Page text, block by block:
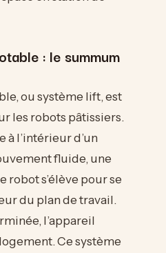
: le summum
ou système lift, est
les robots pâtissiers.
à l’intérieur d’un
fluide, une
s’élève pour se
du plan de travail.
l’appareil
Ce système